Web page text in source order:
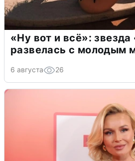
«Ну вот и всё»:
развелась с молодым
6 августа 26